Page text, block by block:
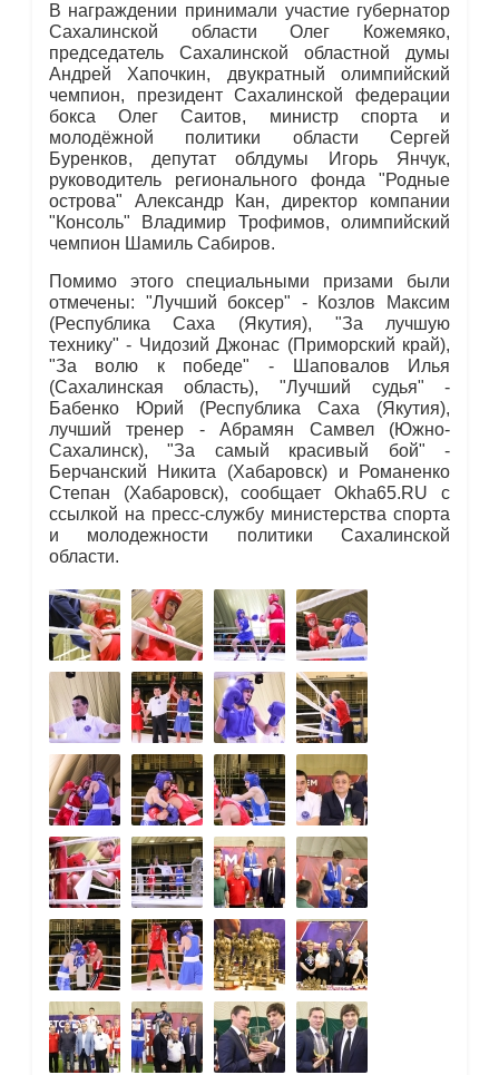
В награждении принимали участие губернатор
Сахалинской области Олег Кожемяко,
председатель Сахалинской областной думы
Андрей Хапочкин, двукратный олимпийский
чемпион, президент Сахалинской федерации
бокса Олег Саитов, министр спорта и
молодёжной политики области Сергей
Буренков, депутат облдумы Игорь Янчук,
руководитель регионального фонда "Родные
острова" Александр Кан, директор компании
"Консоль" Владимир Трофимов, олимпийский
чемпион Шамиль Сабиров.
Помимо этого специальными призами были
отмечены: "Лучший боксер" - Козлов Максим
(Республика Саха (Якутия), "За лучшую
технику" - Чидозий Джонас (Приморский край),
"За волю к победе" - Шаповалов Илья
(Сахалинская область), "Лучший судья" -
Бабенко Юрий (Республика Саха (Якутия),
лучший тренер - Абрамян Самвел (Южно-
Сахалинск), "За самый красивый бой" -
Берчанский Никита (Хабаровск) и Романенко
Степан (Хабаровск), сообщает Okha65.RU с
ссылкой на пресс-службу министерства спорта
и молодежности политики Сахалинской
области.